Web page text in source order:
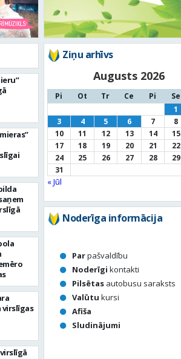
Ziņu arhīvs
Augusts 2026
Pi Ot Tr Ce Pi Se
1
3
4 5 6 7 8
10
11 12 13 14 15
17
18 19 20 21 22
24
25 26 27 28 29
31
« Jūl
Noderīga informācija
Parpašvaldību
Noderīgi kontakti
Pilsētas autobusu saraksts
Valūtu kursi
Afiša
Sludinājumi